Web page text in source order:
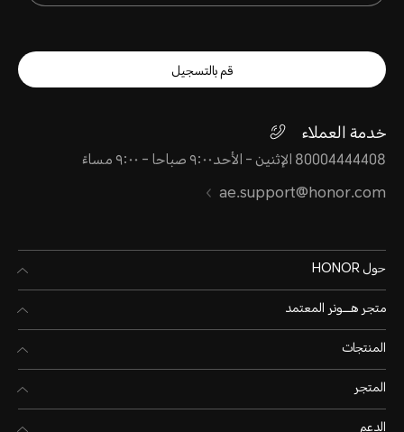
قم بالتسجيل
خدمة العملاء
80004444408 الإثنين - الأحد٩:٠٠ صباحا - ٩:٠٠ مساءً
ae.support@honor.com
حول HONOR
متجر هـــونر المعتمد
المنتجات
المتجر